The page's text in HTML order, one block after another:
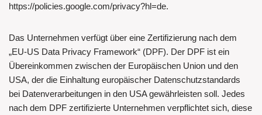
https://policies.google.com/privacy?hl=de.
Das Unternehmen verfügt über eine Zertifizierung nach dem
„EU-US Data Privacy Framework“ (DPF). Der DPF ist ein
Übereinkommen zwischen der Europäischen Union und den
USA, der die Einhaltung europäischer Datenschutzstandards
bei Datenverarbeitungen in den USA gewährleisten soll. Jedes
nach dem DPF zertifizierte Unternehmen verpflichtet sich, diese